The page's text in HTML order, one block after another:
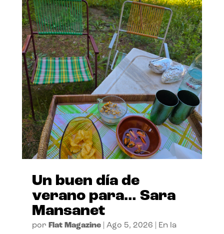
Un buen día de
verano para… Sara
Mansanet
por Flat Magazine| Ago 5, 2026
En la